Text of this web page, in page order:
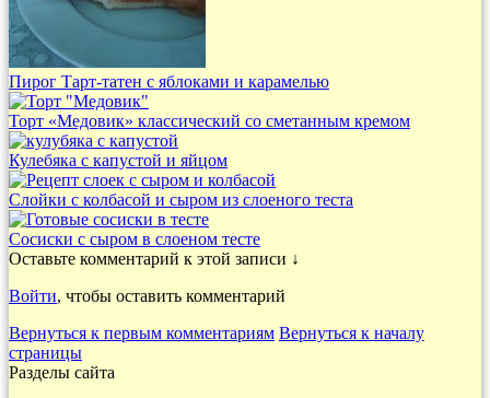
Пирог Тарт-татен с яблоками и карамелью
Торт «Медовик» классический со сметанным кремом
Кулебяка с капустой и яйцом
Слойки с колбасой и сыром из слоеного теста
Сосиски с сыром в слоеном тесте
Оставьте комментарий к этой записи ↓
Войти, чтобы оставить комментарий
Вернуться к первым комментариям Вернуться к началу
страницы
Разделы сайта